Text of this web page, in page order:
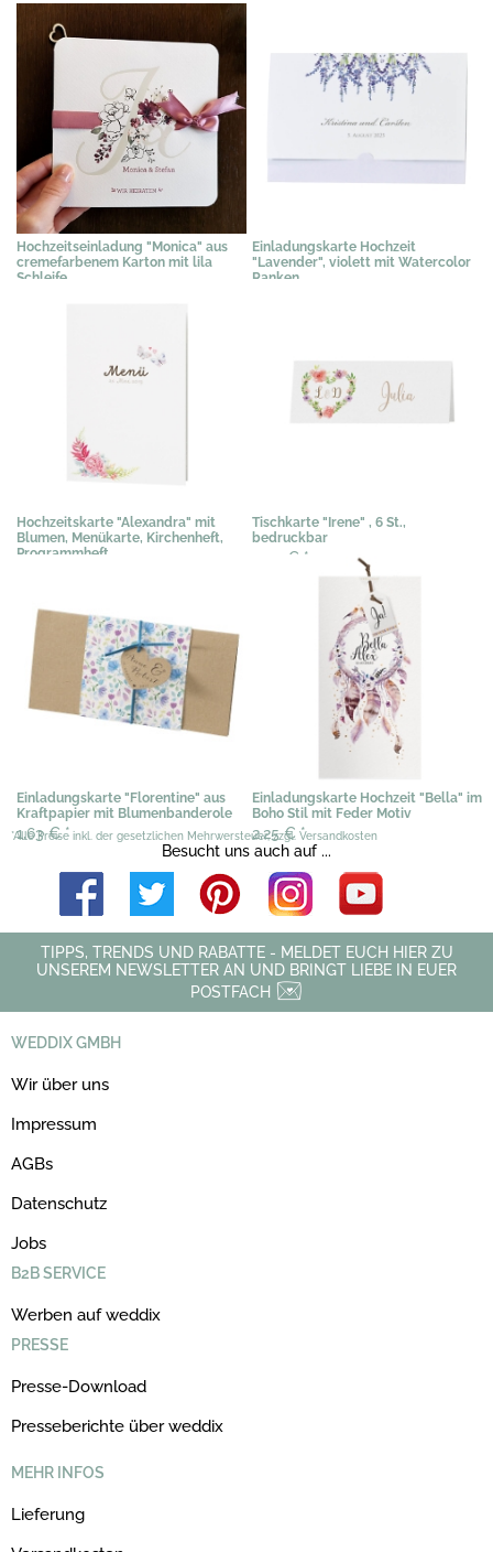
Hochzeitseinladung "Monica" aus
cremefarbenem Karton mit lila
Schleife
Einladungskarte Hochzeit
"Lavender", violett mit Watercolor
Ranken
Hochzeitskarte "Alexandra" mit
Blumen, Menükarte, Kirchenheft,
Programmheft
Tischkarte "Irene" , 6 St.,
bedruckbar
3,03 € *
Einladungskarte "Florentine" aus
Kraftpapier mit Blumenbanderole
1,63 €*
Einladungskarte Hochzeit "Bella" im
Boho Stil mit Feder Motiv
2,25 €*
*Alle Preise inkl. der gesetzlichen Mehrwersteuer, zzgl. Versandkosten
Besucht uns auch auf ...
TIPPS, TRENDS UND RABATTE - MELDET EUCH HIER ZU
UNSEREM NEWSLETTER AN UND BRINGT LIEBE IN EUER
POSTFACH
WEDDIX GMBH
Wir über uns
Impressum
AGBs
Datenschutz
Jobs
B2B SERVICE
Werben auf weddix
PRESSE
Presse-Download
Presseberichte über weddix
MEHR INFOS
Lieferung